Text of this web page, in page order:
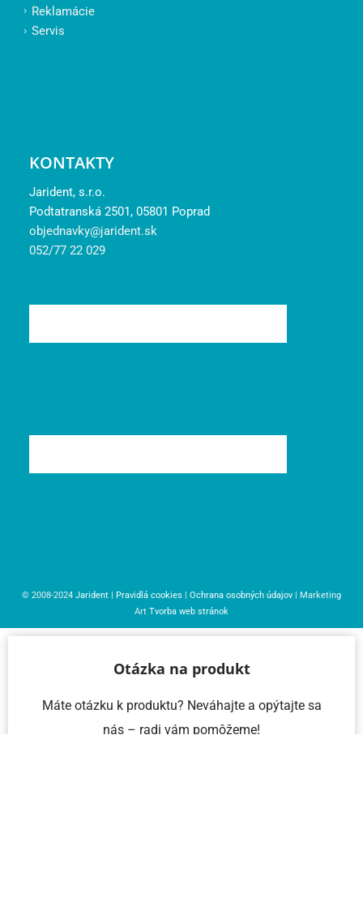
Reklamácie
Servis
KONTAKTY
Jarident, s.r.o.
Podtatranská 2501, 05801 Poprad
objednavky@jarident.sk
052/77 22 029
© 2008-2024 Jarident | Pravidlá cookies | Ochrana osobných údajov | Marketing
Art Tvorba web stránok
Otázka na produkt
Máte otázku k produktu? Neváhajte a opýtajte sa
nás – radi vám pomôžeme!